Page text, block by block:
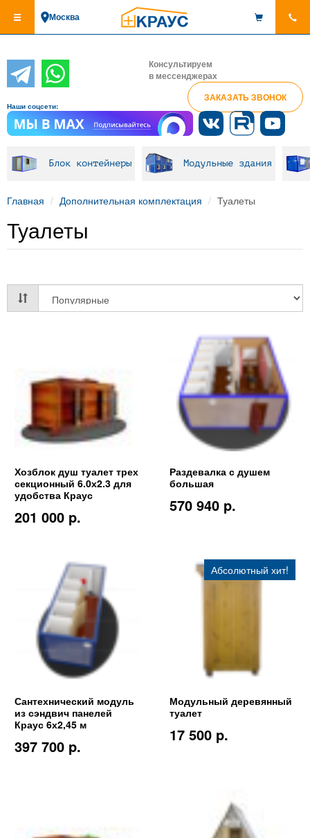
основному
Москва
Консультируем
в мессенджерах
ЗАКАЗАТЬ ЗВОНОК
Наши соцсети:
Блок контейнеры Модульные здания
Главная Дополнительная комплектация Туалеты
Туалеты
Хозблок душ туалет трех
секционный 6.0х2.3 для
удобства Краус
201 000 p.
Раздевалка с душем
большая
570 940 p.
Сантехнический модуль
из сэндвич панелей
Краус 6х2,45 м
397 700 p.
Абсолютный хит!
Модульный деревянный
туалет
17 500 p.